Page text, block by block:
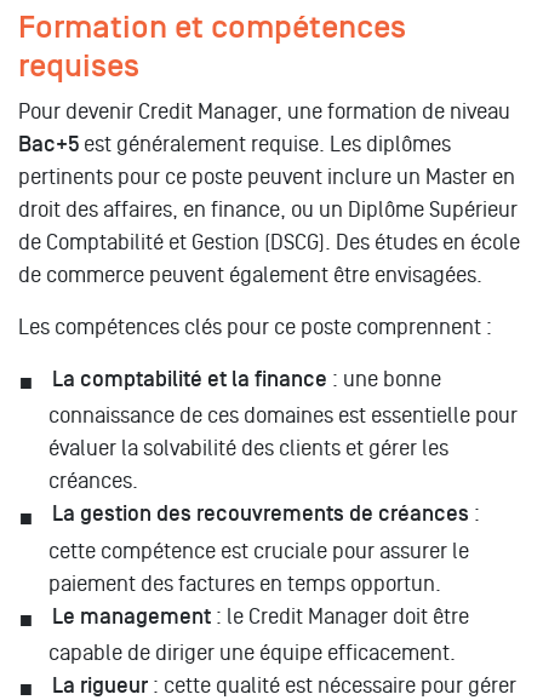
Formation et compétences
requises
Pour devenir Credit Manager, une formation de niveau
Bac+5 est généralement requise. Les diplômes
pertinents pour ce poste peuvent inclure un Master en
droit des affaires, en finance, ou un Diplôme Supérieur
de Comptabilité et Gestion (DSCG). Des études en école
de commerce peuvent également être envisagées.
Les compétences clés pour ce poste comprennent :
La comptabilité et la finance : une bonne
connaissance de ces domaines est essentielle pour
évaluer la solvabilité des clients et gérer les
créances.
La gestion des recouvrements de créances :
cette compétence est cruciale pour assurer le
paiement des factures en temps opportun.
Le management : le Credit Manager doit être
capable de diriger une équipe efficacement.
La rigueur : cette qualité est nécessaire pour gérer